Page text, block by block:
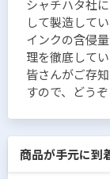
シャチハタ社
して製造して
インクの含侵
理を徹底してい
皆さんがご存
すので、どう
商品が手元に到